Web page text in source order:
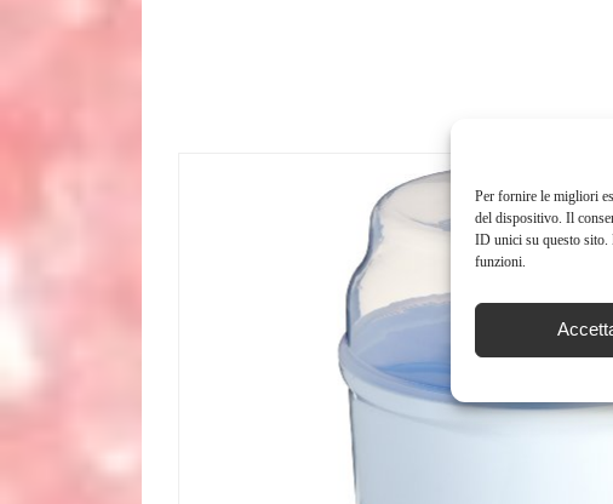
Per fornire le migliori
del dispositivo. Il
ID unici su questo sito.
funzioni.